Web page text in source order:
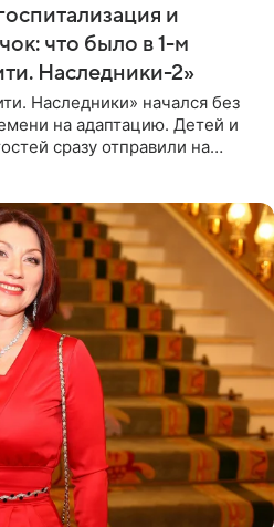
и
что было в 1-м
Наследники-2»
Наследники» начался без
на адаптацию. Детей и
сразу отправили на